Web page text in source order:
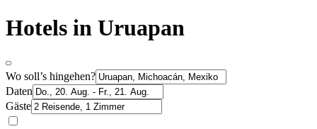
Hotels in Uruapan
Wo soll’s hingehen?
Daten
Gäste